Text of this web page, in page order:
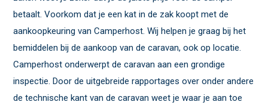
betaalt. Voorkom dat je een kat in de zak koopt met de
aankoopkeuring van Camperhost. Wij helpen je graag bij het
bemiddelen bij de aankoop van de caravan, ook op locatie.
Camperhost onderwerpt de caravan aan een grondige
inspectie. Door de uitgebreide rapportages over onder andere
de technische kant van de caravan weet je waar je aan toe